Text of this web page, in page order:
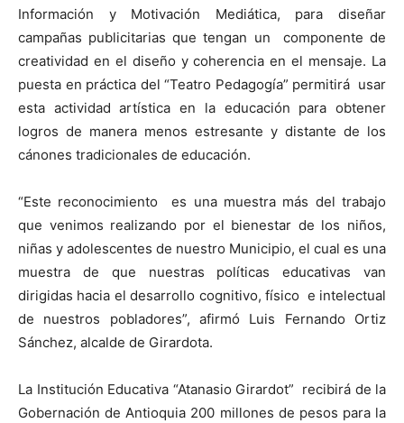
Información y Motivación Mediática, para diseñar
campañas publicitarias que tengan un componente de
creatividad en el diseño y coherencia en el mensaje. La
puesta en práctica del “Teatro Pedagogía” permitirá usar
esta actividad artística en la educación para obtener
logros de manera menos estresante y distante de los
cánones tradicionales de educación.
“Este reconocimiento es una muestra más del trabajo
que venimos realizando por el bienestar de los niños,
niñas y adolescentes de nuestro Municipio, el cual es una
muestra de que nuestras políticas educativas van
dirigidas hacia el desarrollo cognitivo, físico e intelectual
de nuestros pobladores”, afirmó Luis Fernando Ortiz
Sánchez, alcalde de Girardota.
La Institución Educativa “Atanasio Girardot” recibirá de la
Gobernación de Antioquia 200 millones de pesos para la